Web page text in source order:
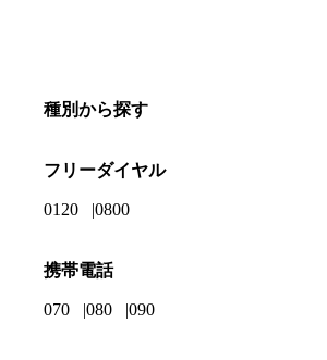
種別から探す
フリーダイヤル
0120 0800
携帯電話
070 080 090